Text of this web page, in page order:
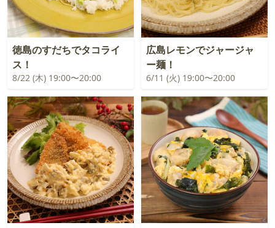
徳島のすだちでタコライ
ス！
8/22 (木) 19:00〜20:00
広島レモンでジャージャ
ー麺！
6/11 (火) 19:00〜20:00